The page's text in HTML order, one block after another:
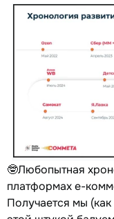
🤓Любопытная
платформах е-
Получается мы